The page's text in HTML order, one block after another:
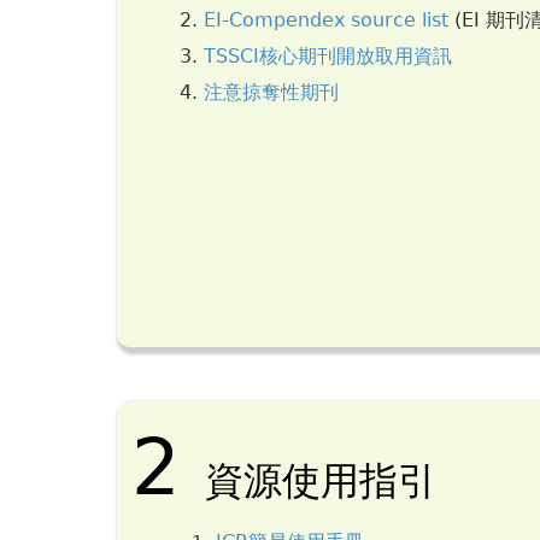
EI-Compendex source list (EI 期刊
TSSCI核心期刊開放取用資訊
注意掠奪性期刊
2 資源使用指引